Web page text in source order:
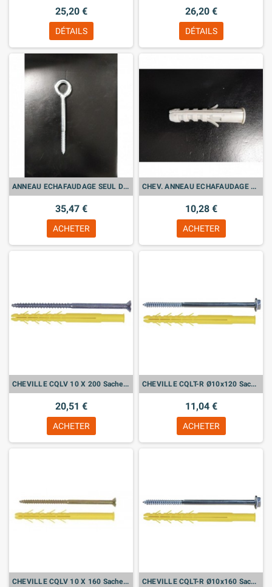
25,20 €
DÉTAILS
26,20 €
DÉTAILS
ANNEAU ECHAFAUDAGE SEUL D 12X160 Bte de 20
35,47 €
ACHETER
CHEV. ANNEAU ECHAFAUDAGE 14X 75 Bte de 20
10,28 €
ACHETER
CHEVILLE CQLV 10 X 200 Sachet de 10
20,51 €
ACHETER
CHEVILLE CQLT-R Ø10x120 Sachet de 10
11,04 €
ACHETER
CHEVILLE CQLV 10 X 160 Sachet de 10 CHEVILLE CQLT-R Ø10x160 Sachet de 10